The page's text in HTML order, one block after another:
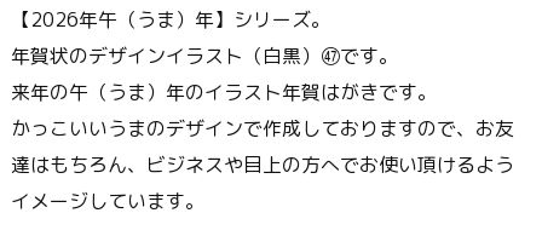
【2026年午（うま）年】シリーズ。
年賀状のデザインイラスト（白黒）㊼です。
来年の午（うま）年のイラスト年賀はがきです。
かっこいいうまのデザインで作成しておりますので、お友
達はもちろん、ビジネスや目上の方へでお使い頂けるよう
イメージしています。